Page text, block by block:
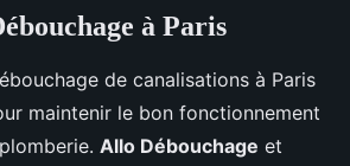
à Paris
de canalisations à Paris
maintenir le bon fonctionnement
Allo Débouchage et